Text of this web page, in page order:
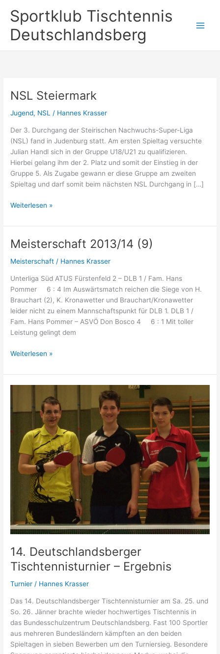
Inhalt
springen
Sportklub Tischtennis
Deutschlandsberg
NSL Steiermark
Jugend, NSL / Hannes Krasser
Der 3. Durchgang der Steirischen Nachwuchs-Super-Liga
(NSL) fand in Judenburg statt. Am ersten Spieltag versuchte
Julian Handl sich in der Gruppe U18/U21 zu qualifizieren.
Hierbei gelang ihm der 2. Platz und somit der Einstieg in der
Gruppe 5. Als Zugabe gewann er diese Gruppe am zweiten
Spieltag und darf somit beim nächsten NSL Durchgang in […]
NSL
Weiterlesen »
Meisterschaft 2013/14 (9)
Meisterschaft / Hannes Krasser
Unterliga Süd ATUS Fürstenfeld 2 – DLB 1 / Fam. Hans
Pommer 6 : 4 Im Auswärtsmatch reichen die Siege von H.
Brauchart (2), K. Kronawetter und Brauchart/Kronawetter
leider nicht zu einem Mannschaftspunkt für DLB 1. DLB 1 /
Fam. Hans Pommer – ASVÖ Don Bosco 4 6 : 1 Mit toller
Leistung gelingt dem
Meisterschaft
(9)
Weiterlesen »
14. Deutschlandsberger
Tischtennisturnier – Ergebnis
Turnier / Hannes Krasser
Das 14. Deutschlandsberger Tischtennisturnier am Sa. 25. und
So. 26. Jänner brachte wieder hochwertiges Tischtennis in
das Bundesschulzentrum Deutschlandsberg. Fast 100 Sportler
aus mehreren Bundesländern kämpften an den beiden
Spieltagen in sieben Bewerben um den Turniersieg. Besondere